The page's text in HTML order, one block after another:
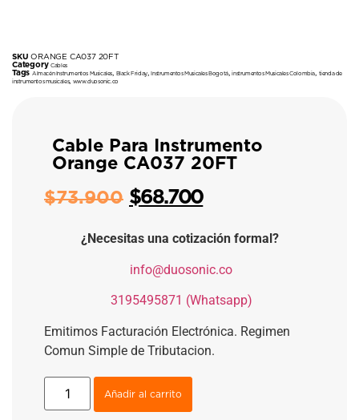
SKUORANGE CA037 20FT
Category Cables
Tags Almacén Instrumentos Musicales, Black Friday, Instrumentos Musicales Bogotá,instrumentos Musicales Colombia, tienda de
instrumentos musicales, www.duosonic.co
Cable Para Instrumento
Orange CA037 20FT
$73.900 $68.700
¿Necesitas una cotización formal?
info@duosonic.co
3195495871 (Whatsapp)
Emitimos Facturación Electrónica. Regimen
Comun Simple de Tributacion.
Añadir al carrito